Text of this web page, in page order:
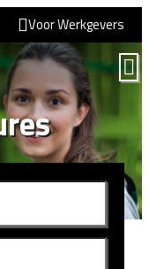
Voor Werkgevers